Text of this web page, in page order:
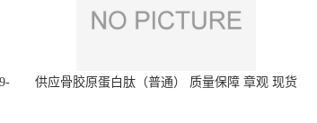
供应骨胶原蛋白肽（普通） 质量保障 章观 现货